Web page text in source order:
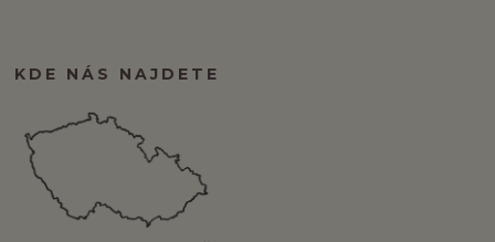
KDE NÁS NAJDETE